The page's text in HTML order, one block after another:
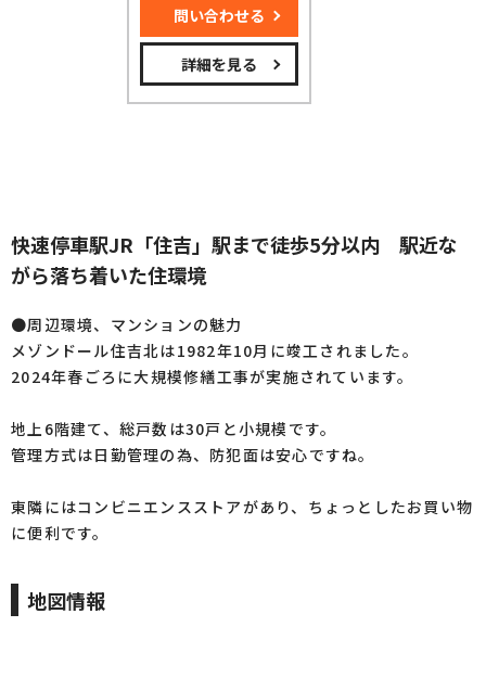
問い合わせる
詳細を見る
快速停車駅JR「住吉」駅まで徒歩5分以内 駅近な
がら落ち着いた住環境
●周辺環境、マンションの魅力
メゾンドール住吉北は1982年10月に竣工されました。
2024年春ごろに大規模修繕工事が実施されています。
地上6階建て、総戸数は30戸と小規模です。
管理方式は日勤管理の為、防犯面は安心ですね。
東隣にはコンビニエンスストアがあり、ちょっとしたお買い物
に便利です。
地図情報